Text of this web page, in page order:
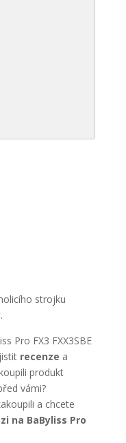
strojku
.
Pro FX3 FXX3SBE
recenze a
produkt
vámi?
a chcete
na BaByliss Pro